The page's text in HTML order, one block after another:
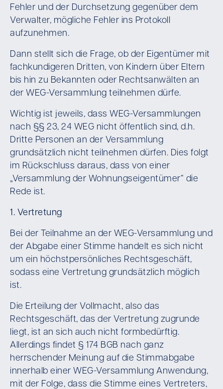
Fehler und der Durchsetzung gegenüber dem
Verwalter, mögliche Fehler ins Protokoll
aufzunehmen.
Dann stellt sich die Frage, ob der Eigentümer mit
fachkundigeren Dritten, von Kindern über Eltern
bis hin zu Bekannten oder Rechtsanwälten an
der WEG-Versammlung teilnehmen dürfe.
Wichtig ist jeweils, dass WEG-Versammlungen
nach §§ 23, 24 WEG nicht öffentlich sind, d.h.
Dritte Personen an der Versammlung
grundsätzlich nicht teilnehmen dürfen. Dies folgt
im Rückschluss daraus, dass von einer
„Versammlung der Wohnungseigentümer“ die
Rede ist.
1. Vertretung
Bei der Teilnahme an der WEG-Versammlung und
der Abgabe einer Stimme handelt es sich nicht
um ein höchstpersönliches Rechtsgeschäft,
sodass eine Vertretung grundsätzlich möglich
ist.
Die Erteilung der Vollmacht, also das
Rechtsgeschäft, das der Vertretung zugrunde
liegt, ist an sich auch nicht formbedürftig.
Allerdings findet § 174 BGB nach ganz
herrschender Meinung auf die Stimmabgabe
innerhalb einer WEG-Versammlung Anwendung,
mit der Folge, dass die Stimme eines Vertreters,